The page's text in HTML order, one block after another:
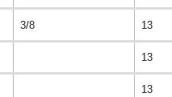
3/8 13
13
13